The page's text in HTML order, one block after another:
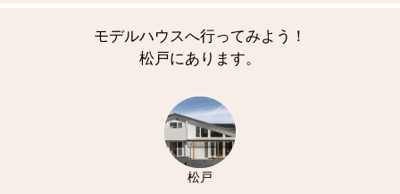
モデルハウスへ行ってみよう！
松戸にあります。
松戸